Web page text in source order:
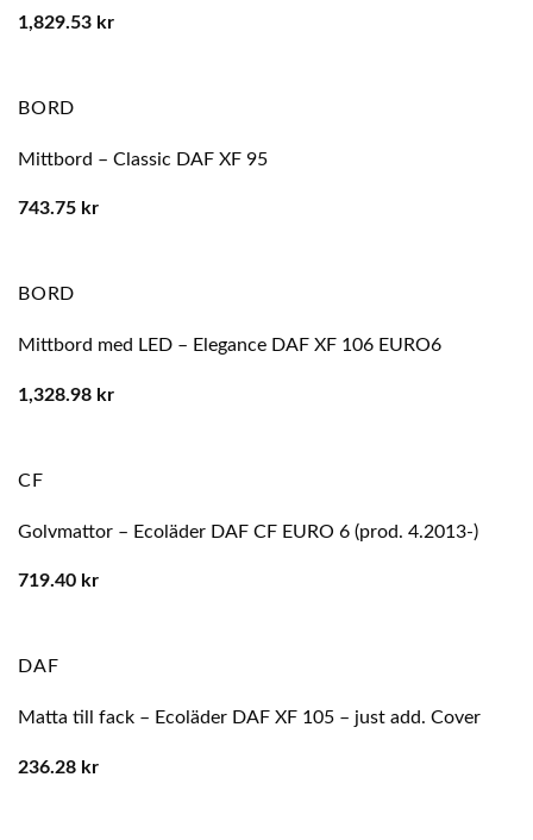
1,829.53 kr
BORD
Mittbord – Classic DAF XF 95
743.75 kr
BORD
Mittbord med LED – Elegance DAF XF 106 EURO6
1,328.98 kr
CF
Golvmattor – Ecoläder DAF CF EURO 6 (prod. 4.2013-)
719.40 kr
DAF
Matta till fack – Ecoläder DAF XF 105 – just add. Cover
236.28 kr